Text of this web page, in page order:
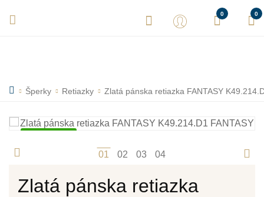
0 0
Šperky Retiazky Zlatá pánska retiazka FANTASY
1 2 3 4
Zlatá pánska retiazka